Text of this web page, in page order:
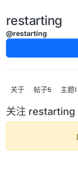
restarting
@restarting
关于 帖子5 主题1
关注 restarting